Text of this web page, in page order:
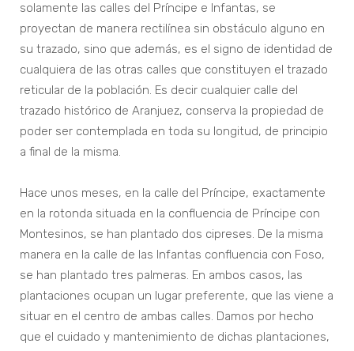
solamente las calles del Príncipe e Infantas, se
proyectan de manera rectilínea sin obstáculo alguno en
su trazado, sino que además, es el signo de identidad de
cualquiera de las otras calles que constituyen el trazado
reticular de la población. Es decir cualquier calle del
trazado histórico de Aranjuez, conserva la propiedad de
poder ser contemplada en toda su longitud, de principio
a final de la misma.
Hace unos meses, en la calle del Príncipe, exactamente
en la rotonda situada en la confluencia de Príncipe con
Montesinos, se han plantado dos cipreses. De la misma
manera en la calle de las Infantas confluencia con Foso,
se han plantado tres palmeras. En ambos casos, las
plantaciones ocupan un lugar preferente, que las viene a
situar en el centro de ambas calles. Damos por hecho
que el cuidado y mantenimiento de dichas plantaciones,